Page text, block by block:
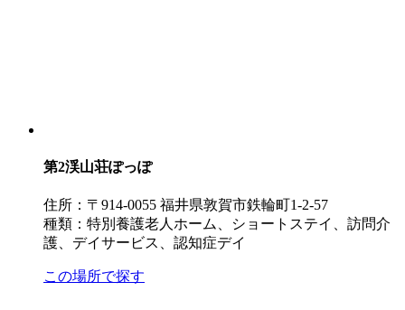
第2渓山荘ぽっぽ
住所：〒914-0055 福井県敦賀市鉄輪町1-2-57
種類：特別養護老人ホーム、ショートステイ、訪問介
護、デイサービス、認知症デイ
この場所で探す